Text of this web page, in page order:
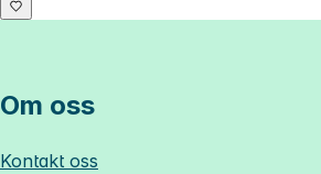
Om oss
Kontakt oss